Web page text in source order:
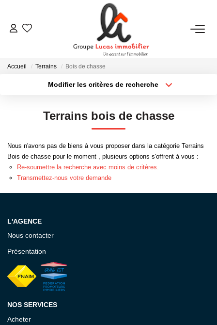
NOUS CONTACTER
ESTIMER
NOS RÉALISATIONS
Accueil Terrains Bois de chasse
Modifier les critères de recherche
Type de bien
Budget max Plus de critères
Terrains bois de chasse
Nous n'avons pas de biens à vous proposer dans la catégorie Terrains
Bois de chasse pour le moment , plusieurs options s'offrent à vous :
Re-soumettre la recherche avec moins de critères.
Transmettez-nous votre demande
L'AGENCE
Nous contacter
Présentation
NOS SERVICES
Acheter